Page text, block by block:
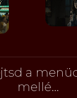
a
mellé...